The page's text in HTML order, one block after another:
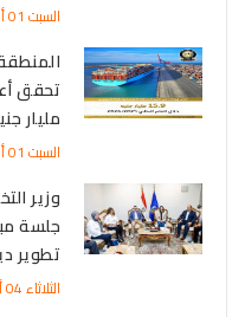
السبت 01 أغسطس 2026-01:39
مليار
السبت 01 أغسطس 2026-02:10
وزير
جلسة
تطوير
الثلاثاء 04 أغسطس 2026-11:07